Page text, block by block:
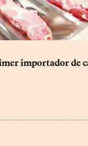
importador de